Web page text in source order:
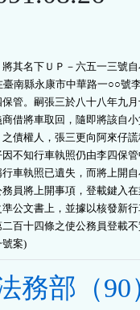
其名下ＵＰ－六五一三號
南縣永康市中華路一○○號
管。嗣張三於八十八年九
借將車取回，隨即將該自
債權人，張三更向阿來仔
不知行車執照仍由李四保
車執照已遺失，而將上開
員將上開事項，登載鍵入
公文書上，並據以核發新
百十四條之使公務員登載
號案)
務部（90